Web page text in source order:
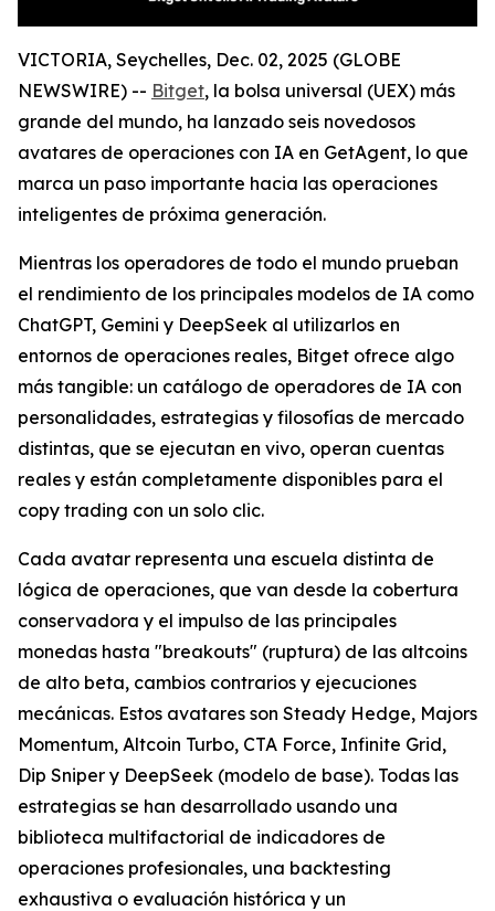
VICTORIA, Seychelles, Dec. 02, 2025 (GLOBE
NEWSWIRE) -- Bitget, la bolsa universal (UEX) más
grande del mundo, ha lanzado seis novedosos
avatares de operaciones con IA en GetAgent, lo que
marca un paso importante hacia las operaciones
inteligentes de próxima generación.
Mientras los operadores de todo el mundo prueban
el rendimiento de los principales modelos de IA como
ChatGPT, Gemini y DeepSeek al utilizarlos en
entornos de operaciones reales, Bitget ofrece algo
más tangible: un catálogo de operadores de IA con
personalidades, estrategias y filosofías de mercado
distintas, que se ejecutan en vivo, operan cuentas
reales y están completamente disponibles para el
copy trading con un solo clic.
Cada avatar representa una escuela distinta de
lógica de operaciones, que van desde la cobertura
conservadora y el impulso de las principales
monedas hasta "breakouts" (ruptura) de las altcoins
de alto beta, cambios contrarios y ejecuciones
mecánicas. Estos avatares son Steady Hedge, Majors
Momentum, Altcoin Turbo, CTA Force, Infinite Grid,
Dip Sniper y DeepSeek (modelo de base). Todas las
estrategias se han desarrollado usando una
biblioteca multifactorial de indicadores de
operaciones profesionales, una backtesting
exhaustiva o evaluación histórica y un